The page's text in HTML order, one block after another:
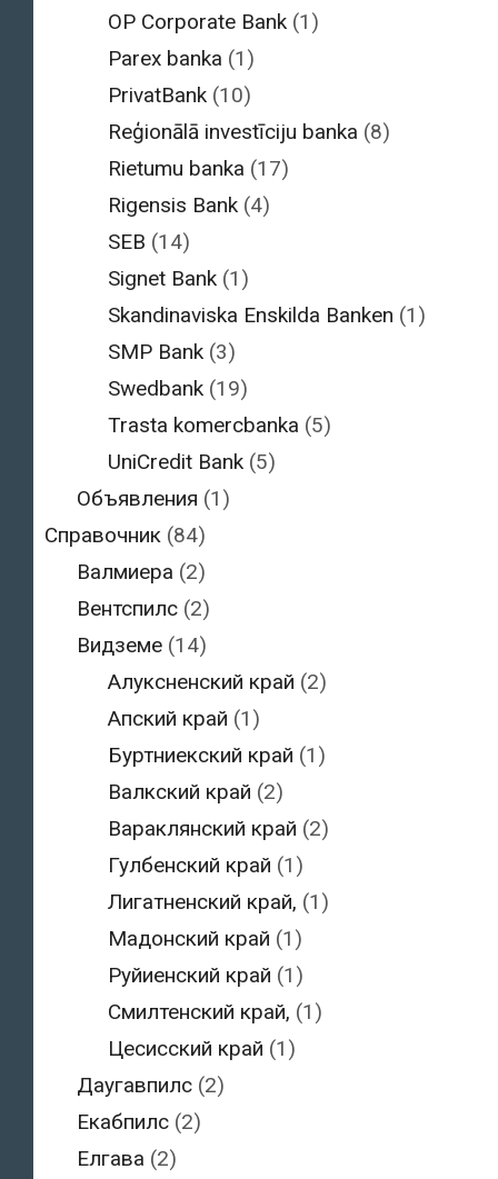
OP Corporate Bank (1)
Parex banka (1)
PrivatBank (10)
Reģionālā investīciju banka (8)
Rietumu banka (17)
Rigensis Bank (4)
SEB (14)
Signet Bank (1)
Skandinaviska Enskilda Banken (1)
SMP Bank (3)
Swedbank (19)
Trasta komercbanka (5)
UniCredit Bank (5)
Объявления (1)
Справочник (84)
Валмиера (2)
Вентспилс(2)
Видземе(14)
Алуксненский край (2)
Апский край (1)
Буртниекский край (1)
Валкский край (2)
Вараклянский край (2)
Гулбенский край (1)
Лигатненский край, (1)
Мадонский край (1)
Руйиенский край (1)
Смилтенский край, (1)
Цесисский край (1)
Даугавпилс(2)
Екабпилс(2)
Елгава (2)